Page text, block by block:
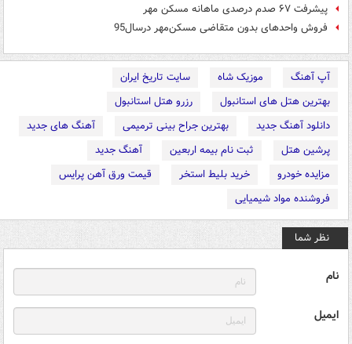
پیشرفت ۶۷ صدم درصدی ماهانه مسکن مهر
فروش واحدهای بدون متقاضی مسکن‌مهر درسال‌95
آپ آهنگ موزیک شاه
سایت تاریخ ایران
بهترین هتل های استانبول
رزرو هتل استانبول
دانلود آهنگ جدید
بهترین جراح بینی ترمیمی
آهنگ های جدید
پرشین هتل
ثبت نام بیمه اربعین
آهنگ جدید
مزایده خودرو
خرید بلیط استخر
قیمت ورق آهن پرایس
فروشنده مواد شیمیایی
نظر شما
نام
ایمیل